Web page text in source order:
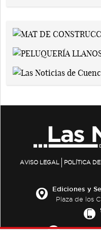
AVISO LEGAL POLÍTICA
Ediciones y
Plaza de los